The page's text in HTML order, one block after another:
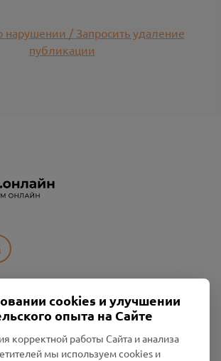
нарушении / Запросить удаление
публикации
соглашениеcookies и улучшении
опыта на Сайте
корректной работы Сайта и анализа
мы используем cookies и